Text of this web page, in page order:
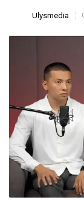
Ulysmedia